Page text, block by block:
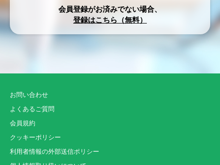
会員登録がお済みでない場合、
登録はこちら（無料）
お問い合わせ
よくあるご質問
会員規約
クッキーポリシー
利用者情報の外部送信ポリシー